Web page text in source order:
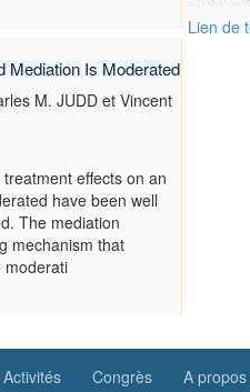
Lien de
Mediation Is Moderated
M. JUDD et Vincent
effects on an
have been well
The mediation
mechanism that
moderati
Activités Congrès
A